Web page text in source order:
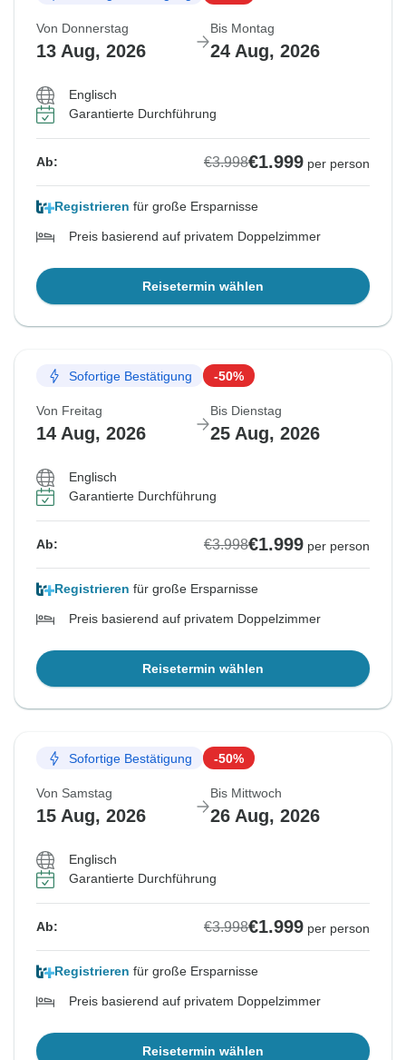
Von Donnerstag
13 Aug, 2026
Bis Montag
24 Aug, 2026
Englisch
Garantierte Durchführung
Ab: €3.998€1.999 per person
Registrieren für große Ersparnisse
Preis basierend auf privatem Doppelzimmer
Reisetermin wählen
Sofortige Bestätigung -50%
Von Freitag
14 Aug, 2026
Bis Dienstag
25 Aug, 2026
Englisch
Garantierte Durchführung
Ab: €3.998€1.999 per person
Registrieren für große Ersparnisse
Preis basierend auf privatem Doppelzimmer
Reisetermin wählen
Sofortige Bestätigung -50%
Von Samstag
15 Aug, 2026
Bis Mittwoch
26 Aug, 2026
Englisch
Garantierte Durchführung
Ab: €3.998€1.999 per person
Registrieren für große Ersparnisse
Preis basierend auf privatem Doppelzimmer
Reisetermin wählen